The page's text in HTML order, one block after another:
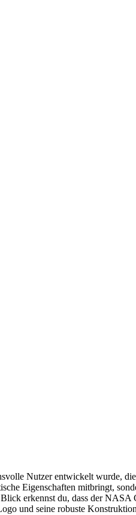
Nutzer entwickelt wurde,
Eigenschaften mitbringt,
erkennst du, dass der
und seine robuste